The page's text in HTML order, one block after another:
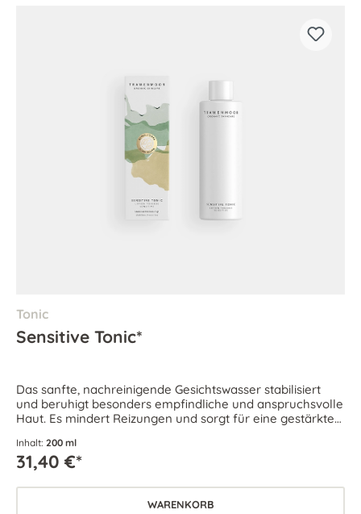
Tonic
Sensitive Tonic*
Das sanfte, nachreinigende Gesichtswasser stabilisiert
und beruhigt besonders empfindliche und anspruchsvolle
Haut. Es mindert Reizungen und sorgt für eine gestärkte
Inhalt: 200 ml
31,40 €*
WARENKORB